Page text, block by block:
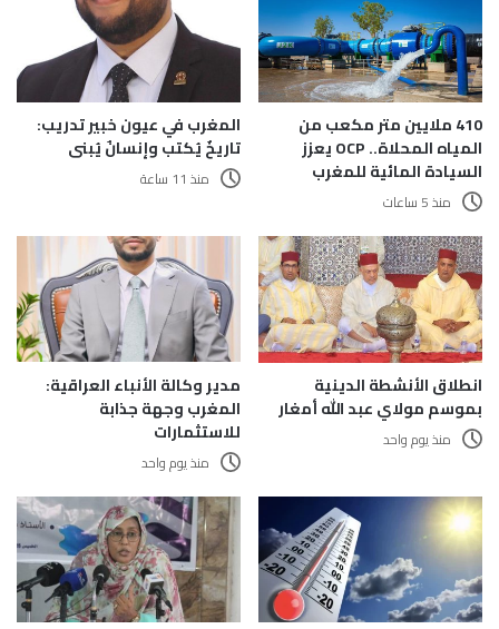
410 ملايين متر مكعب من
المياه المحلاة.. OCP يعزز
السيادة المائية للمغرب
منذ 5 ساعات
المغرب في عيون خبير تدريب:
تاريخٌ يُكتب وإنسانٌ يُبنى
منذ 11 ساعة
انطلاق الأنشطة الدينية
بموسم مولاي عبد الله أمغار
منذ يوم واحد
مدير وكالة الأنباء العراقية:
المغرب وجهة جذابة
للاستثمارات
منذ يوم واحد